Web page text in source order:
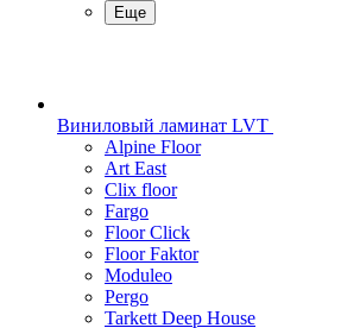
Еще
Виниловый ламинат LVT
Alpine Floor
Art East
Clix floor
Fargo
Floor Click
Floor Faktor
Moduleo
Pergo
Tarkett Deep House